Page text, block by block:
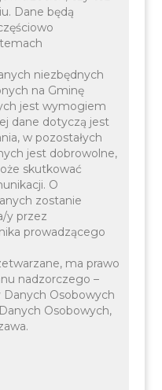
skrzydła Szkoły
w Piekarach
Małopolskiego
Dane będą
niezbędnych
na Gminę
jest wymogiem
dane dotyczą jest
w pozostałych
jest dobrowolne,
skutkować
O
zostanie
y przez
prowadzącego
ma prawo
nadzorczego –
Danych Osobowych
Osobowych,